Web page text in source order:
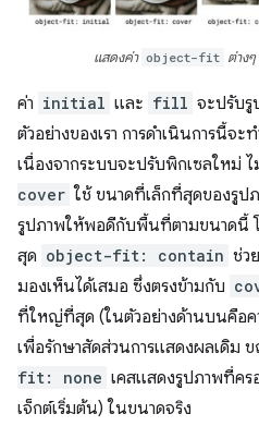
แสดงค่า object-fit ต่าง
ค่า initial และ fill จะปรับ
ตัวอย่างของเรา การดำเนินการนี้จ
เนื่องจากระบบจะปรับพิกเซลใหม่ ไ
cover ใช้ ขนาดที่เล็กที่สุดของรู
รูปภาพให้พอดีกับพื้นที่ตามขนาดนี้ โ
สุด object-fit: contain ช่ว
มองเห็นได้เสมอ ซึ่งตรงข้ามกับ
ที่ใหญ่ที่สุด (ในตัวอย่างด้านบนคือค
เพื่อรักษาสัดส่วนการแสดงผลเดิ
fit: none เคสแสดงรูปภาพที่ค
เจ็กต์เริ่มต้น) ในขนาดจริง